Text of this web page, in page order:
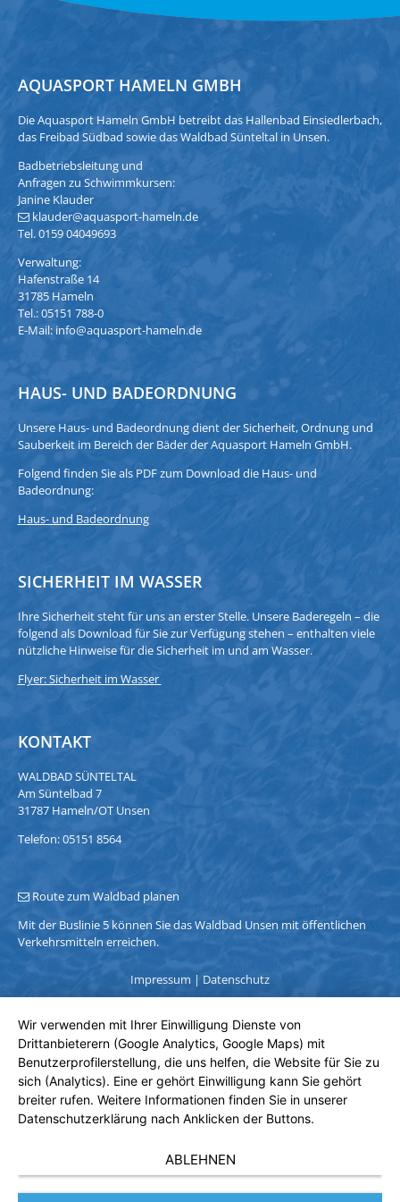
AQUASPORT HAMELN GMBH
Die Aquasport Hameln GmbH betreibt das Hallenbad Einsiedlerbach,
das Freibad Südbad sowie das Waldbad Sünteltal in Unsen.
Badbetriebsleitung und
Anfragen zu Schwimmkursen:
Janine Klauder
klauder@aquasport-hameln.de
Tel. 0159 04049693
Verwaltung:
Hafenstraße 14
31785 Hameln
Tel.: 05151 788-0
E-Mail: info@aquasport-hameln.de
HAUS- UND BADEORDNUNG
Unsere Haus- und Badeordnung dient der Sicherheit, Ordnung und
Sauberkeit im Bereich der Bäder der Aquasport Hameln GmbH.
Folgend finden Sie als PDF zum Download die Haus- und
Badeordnung:
Haus- und Badeordnung
SICHERHEIT IM WASSER
Ihre Sicherheit steht für uns an erster Stelle. Unsere Baderegeln – die
folgend als Download für Sie zur Verfügung stehen – enthalten viele
nützliche Hinweise für die Sicherheit im und am Wasser.
Flyer: Sicherheit im Wasser
KONTAKT
WALDBAD SÜNTELTAL
Am Süntelbad 7
31787 Hameln/OT Unsen
Telefon: 05151 8564
Route zum Waldbad planen
Mit der Buslinie 5 können Sie das Waldbad Unsen mit öffentlichen
Verkehrsmitteln erreichen.
Impressum | Datenschutz
Wir verwenden mit Ihrer Einwilligung Dienste von
Drittanbieterern (Google Analytics, Google Maps) mit
Benutzerprofilerstellung, die uns helfen, die Website für Sie zu
sich (Analytics). Eine er gehört Einwilligung kann Sie gehört
breiter rufen. Weitere Informationen finden Sie in unserer
Datenschutzerklärung nach Anklicken der Buttons.
ABLEHNEN